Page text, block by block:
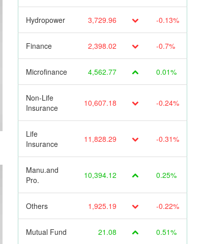
Hydropower 3,729.96 -0.13%
Finance 2,398.02 -0.7%
Microfinance 4,562.77 0.01%
Non-Life
Insurance
10,607.18 -0.24%
Life
Insurance
11,828.29 -0.31%
Manu.and
Pro.
10,394.12 0.25%
Others 1,925.19 -0.22%
Mutual Fund 21.08 0.51%